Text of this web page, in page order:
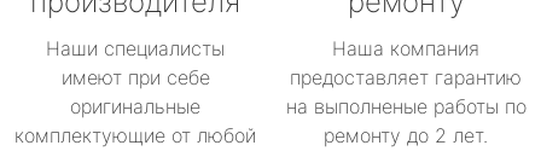
Наши специалисты
имеют при себе
оригинальные
комплектующие от любой
Наша компания
предоставляет гарантию
на выполненые работы по
ремонту до 2 лет.